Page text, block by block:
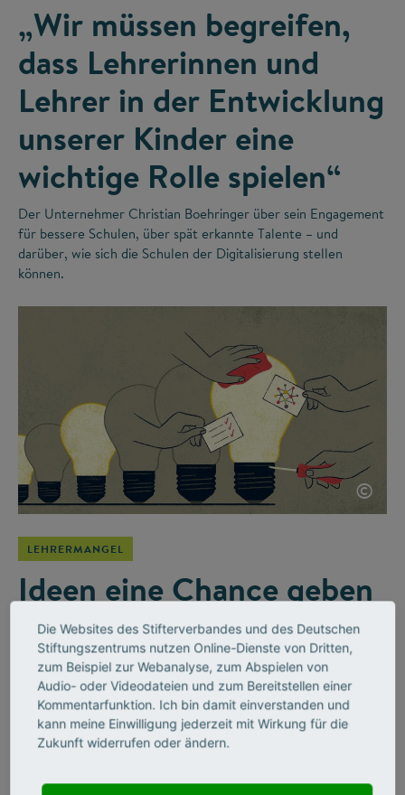
„Wir müssen begreifen,
dass Lehrerinnen und
Lehrer in der Entwicklung
unserer Kinder eine
wichtige Rolle spielen“
Der Unternehmer Christian Boehringer über sein Engagement
für bessere Schulen, über spät erkannte Talente – und
darüber, wie sich die Schulen der Digitalisierung stellen
können.
©
LEHRERMANGEL
Ideen eine Chance geben
Die Mathematikerin Kristina Reiss begleitet den Stifterverband
bei der Initiative Wirkung hoch 100 als Beiratsmitglied. Ein
Gespräch darüber, wie Schulen auf die Herausforderungen
von der digitalen Revolution bis zum Klimawandel reagieren –
und warum sie darin eine enge Verbindung zur
Stifterverbands-Initiative sieht.
Die Websites des Stifterverbandes und des Deutschen
Stiftungszentrums nutzen Online-Dienste von Dritten,
zum Beispiel zur Webanalyse, zum Abspielen von
Audio- oder Videodateien und zum Bereitstellen einer
Kommentarfunktion. Ich bin damit einverstanden und
kann meine Einwilligung jederzeit mit Wirkung für die
Zukunft widerrufen oder ändern.